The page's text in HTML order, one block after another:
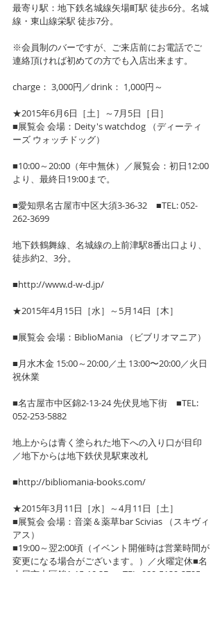
最寄り駅：地下鉄名城線矢場町駅 徒歩6分。名城
線・東山線栄駅 徒歩7分。
※会員制のバーですが、ご来店前にお電話でご
連絡頂ければ初めての方でも入店出来ます。
charge： 3,000円／drink： 1,000円～
★2015年6月6日［土］～7月5日［日］
■展覧会 会場：Deity's watchdog （ディーティ
ーズ ウォッチドッグ）
■10:00～20:00（年中無休）／展覧会：初日12:00
より、最終日19:00まで。
■愛知県名古屋市中区大須3-36-32　■TEL: 052-
262-3699
地下鉄鶴舞線、名城線の上前津駅8番出口より、
徒歩約2、3分。
■http://www.d-w-d.jp/
★2015年4月15日［水］～5月14日［木］
■展覧会 会場：BiblioMania （ビブリオマニア）
■月水木金 15:00～20:00／土 13:00〜20:00／火日
祝休業
■名古屋市中区錦2-13-24 先伏見地下街　■TEL:
052-253-5882
地上からは青く塗られた地下への入り口が目印
／地下からは地下鉄伏見駅東改札
■http://bibliomania-books.com/
★2015年3月11日［水］～4月11日［土］
■展覧会 会場：音楽＆薬草bar Scivias （スキヴィ
アス）
■19:00～翌2:00頃（イベント開催時は営業時間が
変更になる場合がございます。）／火曜定休■名
古屋市中区錦1-15-10 2F　■TEL: 080-5129-2795